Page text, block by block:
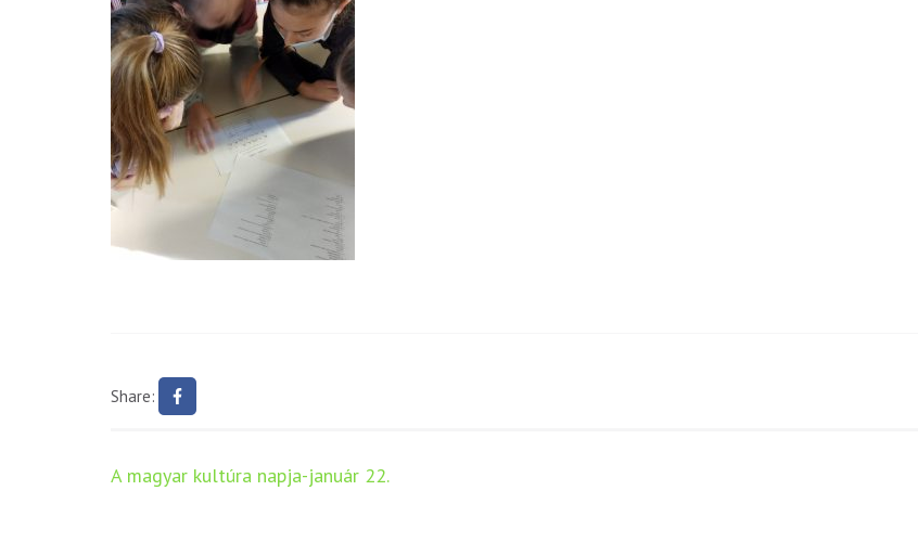
Share:
Bejegyzés
A magyar kultúra napja-január 22.